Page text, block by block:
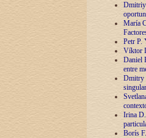
Dmitriy
María
Petr P.
Víktor
Daniel
entre
Dmitry
Irina
Borís